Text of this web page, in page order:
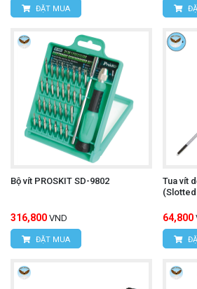
ĐẶT MUA
Bộ vít PROSKIT SD-9802
316,800 VND
ĐẶT MUA
Tua vít
(Slotted
64,800